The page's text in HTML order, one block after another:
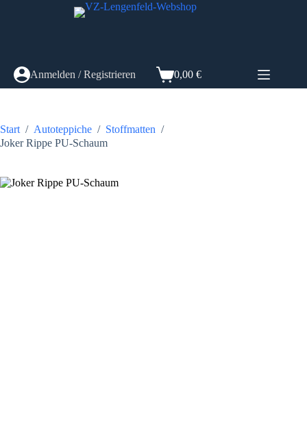
Anmelden / Registrieren Warenkorb
0,00 €
Start / Autoteppiche / Stoffmatten /
Joker Rippe PU-Schaum